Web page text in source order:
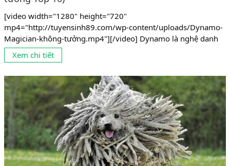
[video width="1280" height="720"
mp4="http://tuyensinh89.com/wp-content/uploads/Dynamo-
Magician-không-tưởng.mp4"][/video] Dynamo là nghệ danh
của Steven Frayne sinh ngày 17 tháng 12 năm 1982 tại
Bradford, một ảo thuật gia trẻ người Anh, được công chúng
diễn hiện đại và những kĩ năng đa dạng, thuần thục đến khó
tin khi tuổi đời còn khá...
Xem chi tiết